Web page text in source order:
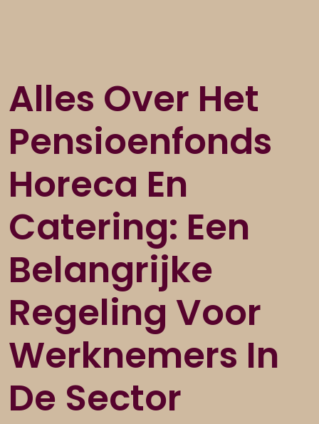
Alles Over Het
Pensioenfonds
Horeca En
Catering: Een
Belangrijke
Regeling Voor
Werknemers In
De Sector